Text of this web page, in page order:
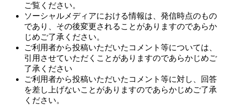
ご覧ください。
ソーシャルメディアにおける情報は、発信時点のもの
であり、その後変更されることがありますのであらか
じめご了承ください。
ご利用者から投稿いただいたコメント等については、
引用させていただくことがありますのであらかじめご
了承ください
ご利用者から投稿いただいたコメント等に対し、回答
を差し上げないことがありますのであらかじめご了承
ください。